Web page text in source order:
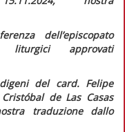
dell’episcopato
liturgici approvati
del card. Felipe
de Las Casas
traduzione dallo